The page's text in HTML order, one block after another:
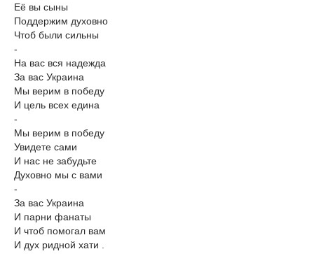
Её вы сыны
Поддержим духовно
Чтоб были сильны
-
На вас вся надежда
За вас Украина
Мы верим в победу
И цель всех едина
-
Мы верим в победу
Увидете сами
И нас не забудьте
Духовно мы с вами
-
За вас Украина
И парни фанаты
И чтоб помогал вам
И дух ридной хати .